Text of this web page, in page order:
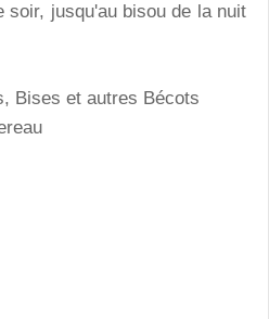
soir, jusqu'au bisou de la nuit
Bises et autres Bécots